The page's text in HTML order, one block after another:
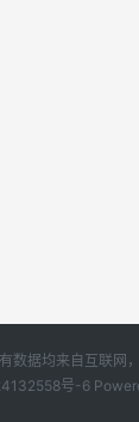
据均来自互联网
号-6